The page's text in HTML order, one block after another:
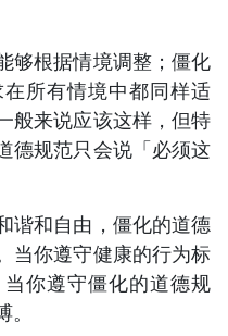
够根据情境调整；僵化
所有情境中都同样适
般来说应该这样，但特
德规范只会说「必须这
谐和自由，僵化的道德
当你遵守健康的行为标
你遵守僵化的道德规